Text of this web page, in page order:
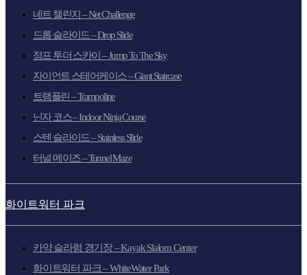
네트 챌린지 – Net Challenge
드롭 슬라이드 – Drop Slide
점프 투더 스카이 – Jump To The Sky
자이언트 스테어케이스 – Giant Staircase
트램플린 – Trampoline
닌자 코스 – Indoor Ninja Course
스텐 슬라이드 – Stainless Slide
터널 메이즈 – Tunnel Maze
화이트워터 파크
카약 슬라럼 경기장 – Kayak Slalom Center
화이트워터 파크 – WhiteWater Park